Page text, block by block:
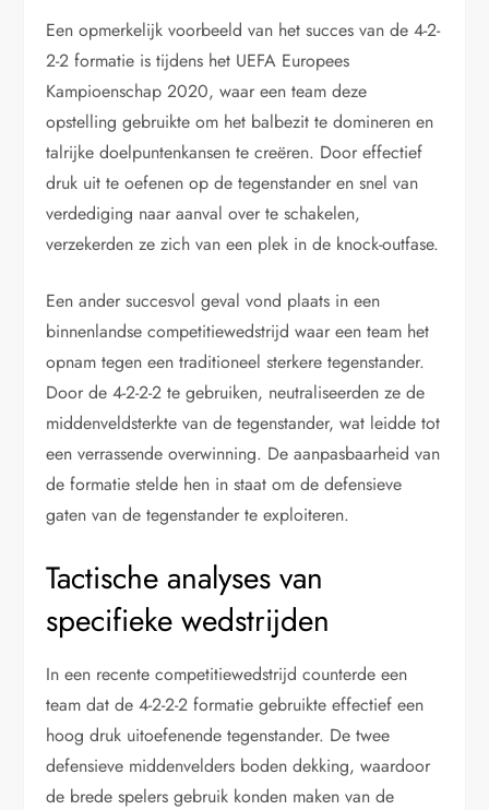
Een opmerkelijk voorbeeld van het succes van de 4-2-
2-2 formatie is tijdens het UEFA Europees
Kampioenschap 2020, waar een team deze
opstelling gebruikte om het balbezit te domineren en
talrijke doelpuntenkansen te creëren. Door effectief
druk uit te oefenen op de tegenstander en snel van
verdediging naar aanval over te schakelen,
verzekerden ze zich van een plek in de knock-outfase.
Een ander succesvol geval vond plaats in een
binnenlandse competitiewedstrijd waar een team het
opnam tegen een traditioneel sterkere tegenstander.
Door de 4-2-2-2 te gebruiken, neutraliseerden ze de
middenveldsterkte van de tegenstander, wat leidde tot
een verrassende overwinning. De aanpasbaarheid van
de formatie stelde hen in staat om de defensieve
gaten van de tegenstander te exploiteren.
Tactische analyses van
specifieke wedstrijden
In een recente competitiewedstrijd counterde een
team dat de 4-2-2-2 formatie gebruikte effectief een
hoog druk uitoefenende tegenstander. De twee
defensieve middenvelders boden dekking, waardoor
de brede spelers gebruik konden maken van de